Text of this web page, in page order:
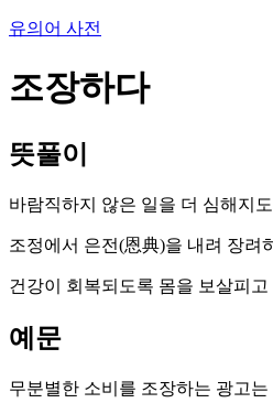
유의어 사전
조장하다
뜻풀이
바람직하지 않은 일을 더 심해지
조정에서 은전(恩典)을 내려 장려
건강이 회복되도록 몸을 보살피
예문
무분별한 소비를 조장하는 광고